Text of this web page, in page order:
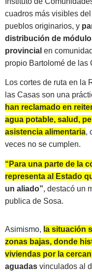
cuadros más visibles
pueblos originarios, y
distribución de
provincial en
propio Bartolomé de las
Los cortes de ruta en la
las Casas son una
han reclamado en
agua potable, salud,
asistencia alimentaria,
veces no se cumplen.
“Para una parte de la
representa al Estado
un aliado”, destacó un
publica de Sosa.
Asimismo, la situación
zonas bajas, donde
viviendas por la
aguadas vinculados al